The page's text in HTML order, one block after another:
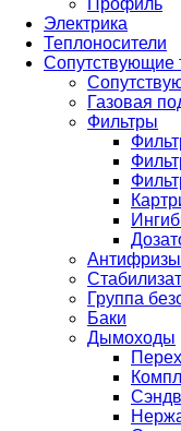
Профиль
Электрика
Теплоносители
Сопутствующие
Газовая
Фильтры
Антифризы
Группа
Баки
Дымоходы